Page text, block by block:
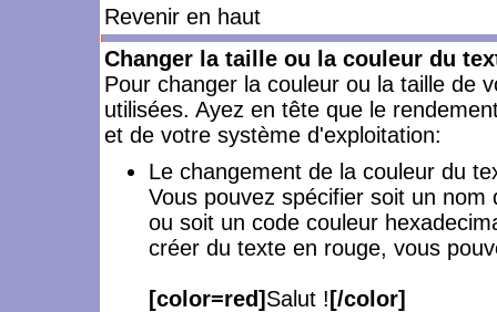
Revenir en haut
Changer la taille ou la couleur du
Pour changer la couleur ou la taille de
utilisées. Ayez en tête que le
et de votre système d'exploitation:
Le changement de la couleur du
Vous pouvez spécifier soit un
ou soit un code couleur
créer du texte en rouge, vous
[color=red] Salut ! [/color]